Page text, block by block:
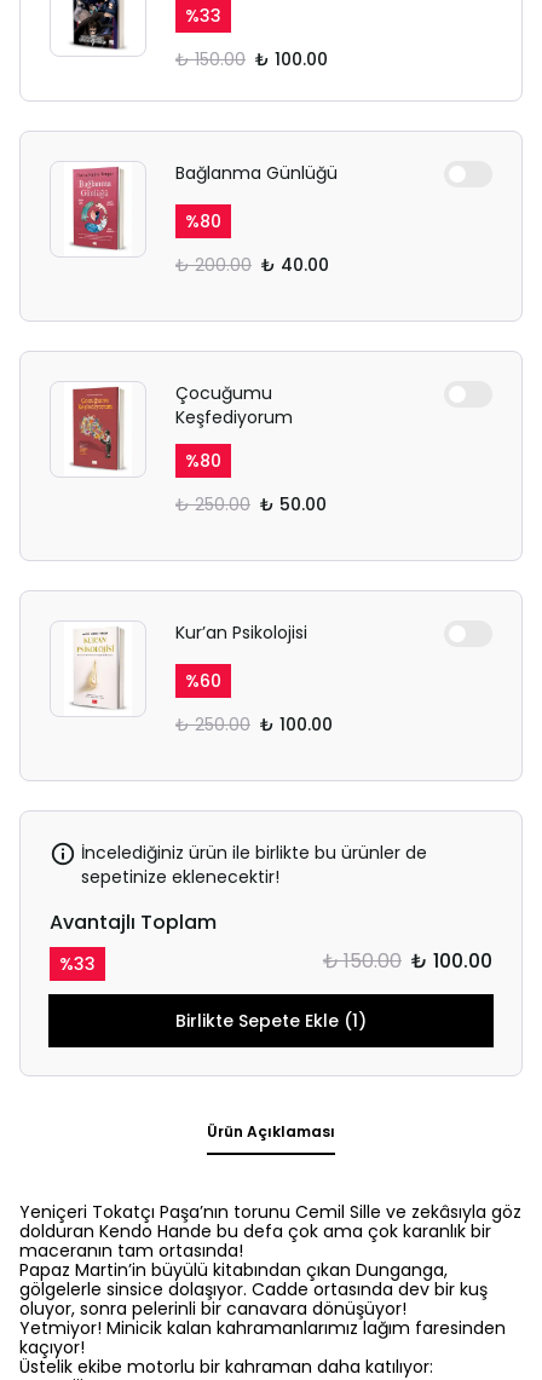
%33
₺ 150.00 ₺ 100.00
Bağlanma Günlüğü
%80
₺ 200.00 ₺ 40.00
Çocuğumu
Keşfediyorum
%80
₺ 250.00 ₺ 50.00
Kur’an Psikolojisi
%60
₺ 250.00 ₺ 100.00
İncelediğiniz ürün ile birlikte bu ürünler de
sepetinize eklenecektir!
Avantajlı Toplam
%33 ₺ 150.00 ₺ 100.00
Birlikte Sepete Ekle (1)
Ürün Açıklaması
Yeniçeri Tokatçı Paşa’nın torunu Cemil Sille ve zekâsıyla göz
dolduran Kendo Hande bu defa çok ama çok karanlık bir
maceranın tam ortasında!
Papaz Martin’in büyülü kitabından çıkan Dunganga,
gölgelerle sinsice dolaşıyor. Cadde ortasında dev bir kuş
oluyor, sonra pelerinli bir canavara dönüşüyor!
Yetmiyor! Minicik kalan kahramanlarımız lağım faresinden
kaçıyor!
Üstelik ekibe motorlu bir kahraman daha katılıyor: